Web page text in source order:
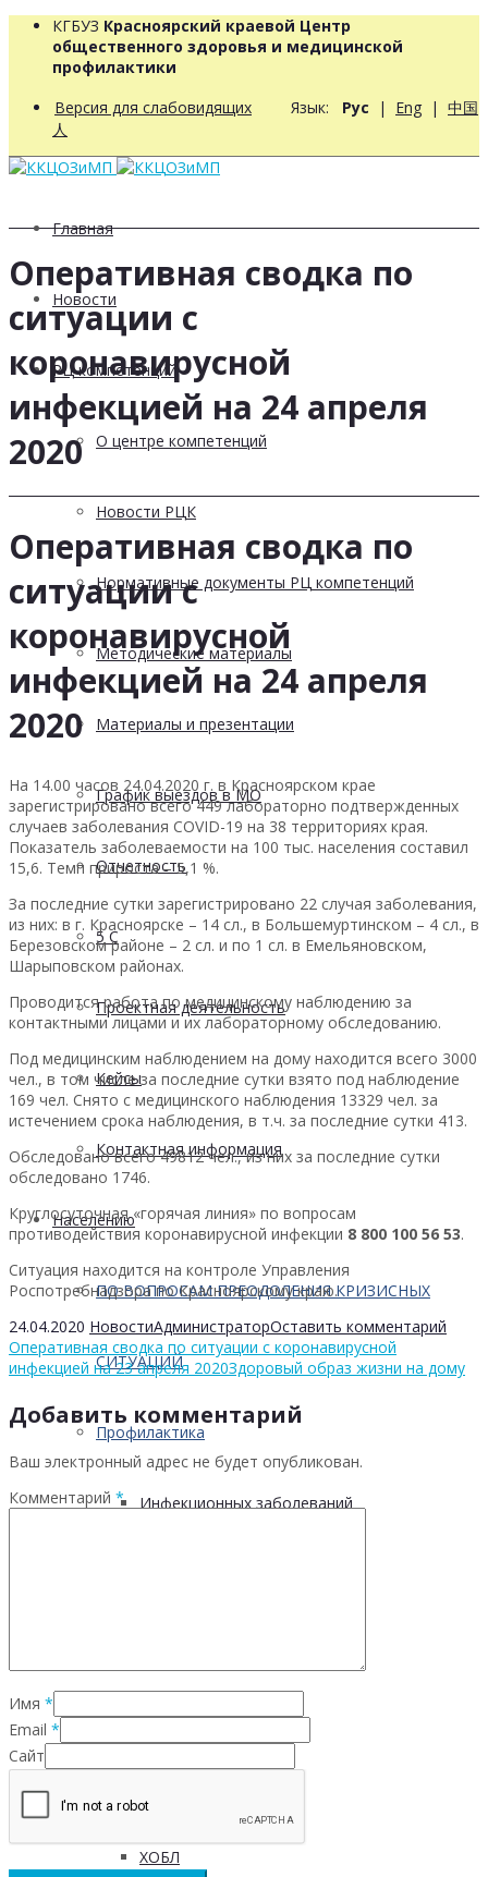
КГБУЗ Красноярский краевой Центр
общественного здоровья и медицинской
профилактики
Версия для слабовидящих Язык: Рус | Eng | 中国
人
Главная
Новости
РЦ компетенций
О центре компетенций
Новости РЦК
Нормативные документы РЦ компетенций
Методические материалы
Материалы и презентации
График выездов в МО
Отчетность
5 С
Проектная деятельность
Кейсы
Контактная информация
Населению
ПО ВОПРОСАМ ПРЕОДОЛЕНИЯ КРИЗИСНЫХ
СИТУАЦИЙ
Профилактика
Инфекционных заболеваний
Сахарного диабета
ХОБЛ
Оперативная сводка по
ситуации с
коронавирусной
инфекцией на 24 апреля
2020
Оперативная сводка по
ситуации с
коронавирусной
инфекцией на 24 апреля
2020
На 14.00 часов 24.04.2020 г. в Красноярском крае
зарегистрировано всего 449 лабораторно подтвержденных
случаев заболевания COVID-19 на 38 территориях края.
Показатель заболеваемости на 100 тыс. населения составил
15,6. Темп прироста – 5,1 %.
За последние сутки зарегистрировано 22 случая заболевания,
из них: в г. Красноярске – 14 сл., в Большемуртинском – 4 сл., в
Березовском районе – 2 сл. и по 1 сл. в Емельяновском,
Шарыповском районах.
Проводится работа по медицинскому наблюдению за
контактными лицами и их лабораторному обследованию.
Под медицинским наблюдением на дому находится всего 3000
чел., в том числе за последние сутки взято под наблюдение
169 чел. Снято с медицинского наблюдения 13329 чел. за
истечением срока наблюдения, в т.ч. за последние сутки 413.
Обследовано всего 49812 чел., из них за последние сутки
обследовано 1746.
Круглосуточная «горячая линия» по вопросам
противодействия коронавирусной инфекции 8 800 100 56 53.
Ситуация находится на контроле Управления
Роспотребнадзора по Красноярскому краю.
24.04.2020 НовостиАдминистраторОставить комментарий
Оперативная сводка по ситуации с коронавирусной
инфекцией на 23 апреля 2020Здоровый образ жизни на дому
Добавить комментарий
Ваш электронный адрес не будет опубликован.
Комментарий *
Имя *
Email *
Сайт